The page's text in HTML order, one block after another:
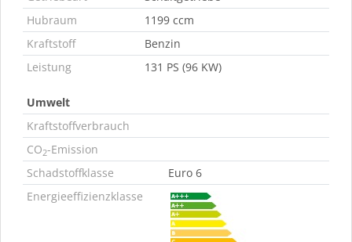
Hubraum
1199 ccm
Kraftstoff
Benzin
Leistung
131 PS (96 KW)
Umwelt
Kraftstoffverbrauch
CO2-Emission
Schadstoffklasse
Euro 6
Energieeffizienzklasse